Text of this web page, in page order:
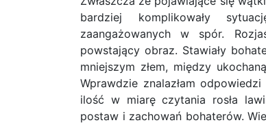
bardziej komplikowały
zaangażowanych w spór.
powstający obraz. Stawiały
mniejszym złem, między
Wprawdzie znalazłam
ilość w miarę czytania rosła
postaw i zachowań bohaterów.